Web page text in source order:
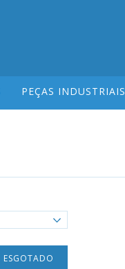
PEÇAS INDUSTRIAIS
ESGOTADO